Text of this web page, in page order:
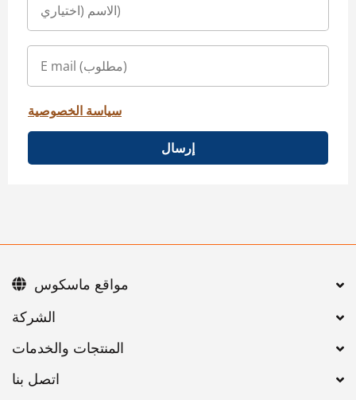
سياسة الخصوصية
إرسال
اتصل بنا
مواقع ماسكوس